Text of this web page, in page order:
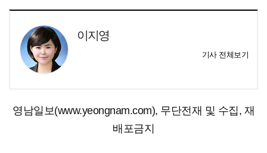
이지영
기사 전체보기
영남일보(www.yeongnam.com), 무단전재 및 수집, 재
배포금지